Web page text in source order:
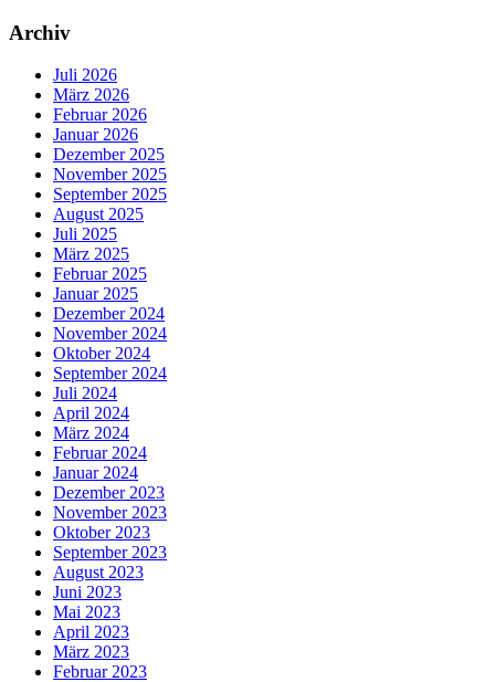
Archiv
Juli 2026
März 2026
Februar 2026
Januar 2026
Dezember 2025
November 2025
September 2025
August 2025
Juli 2025
März 2025
Februar 2025
Januar 2025
Dezember 2024
November 2024
Oktober 2024
September 2024
Juli 2024
April 2024
März 2024
Februar 2024
Januar 2024
Dezember 2023
November 2023
Oktober 2023
September 2023
August 2023
Juni 2023
Mai 2023
April 2023
März 2023
Februar 2023